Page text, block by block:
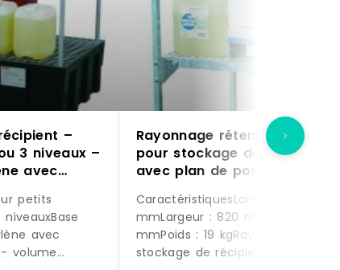
–
3 niveaux –
avec
petits
avec
volume
Rayonnage rétention 65 l –
pour stockage de 1 fût de
avec plan de pose
CaractéristiquesLongueur : 450
mmLargeur : 820 mmHauteur :
mmPoids : 19 kgRayonnage pour
stockage de récipients et 1 fût